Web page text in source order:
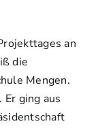
an
die
Mengen.
ging aus